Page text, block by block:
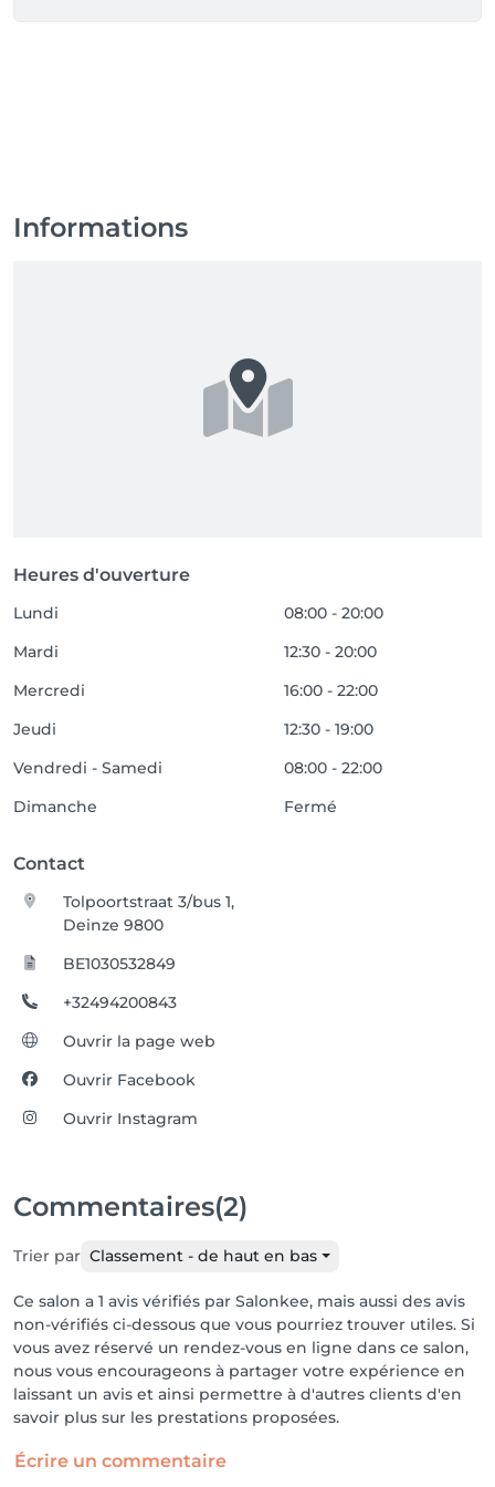
Informations
Heures d'ouverture
Lundi
08:00 - 20:00
Mardi
12:30 - 20:00
Mercredi
16:00 - 22:00
Jeudi
12:30 - 19:00
Vendredi - Samedi
08:00 - 22:00
Dimanche
Fermé
Contact
Tolpoortstraat 3/bus 1,
Deinze 9800
BE1030532849
+32494200843
Ouvrir la page web
Ouvrir Facebook
Ouvrir Instagram
Commentaires(2)
Trier par Classement - de haut en bas
Ce salon a 1 avis vérifiés par Salonkee, mais aussi des avis
non-vérifiés ci-dessous que vous pourriez trouver utiles. Si
vous avez réservé un rendez-vous en ligne dans ce salon,
nous vous encourageons à partager votre expérience en
laissant un avis et ainsi permettre à d'autres clients d'en
savoir plus sur les prestations proposées.
Écrire un commentaire